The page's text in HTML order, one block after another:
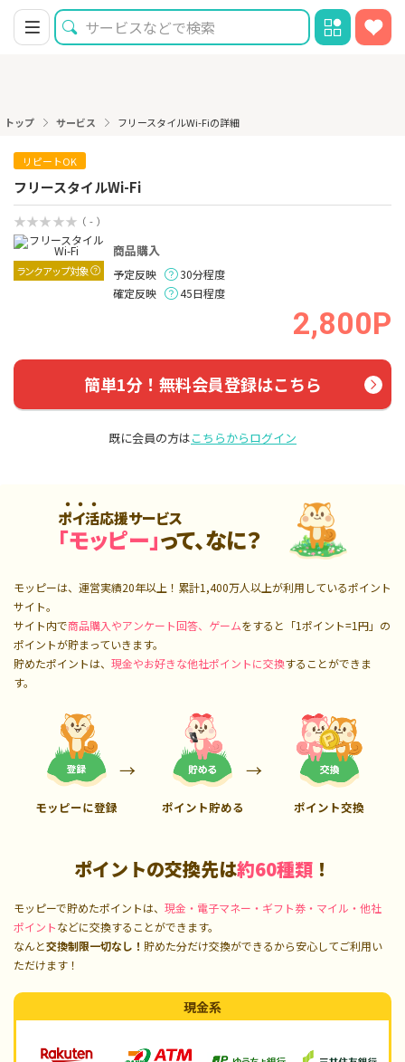
トップ サービス フリースタイルWi-Fiの詳細
リピートOK
フリースタイルWi-Fi
（ - ）
ランクアップ対象
商品購入
予定反映
30分程度
確定反映
45日程度
2,800P
簡単1分！無料会員登録はこちら
既に会員の方はこちらからログイン
ポイ活応援サービス
「モッピー」って、なに？
モッピーは、運営実績20年以上！累計1,400万人以上が利用しているポイント
サイト。
サイト内で商品購入やアンケート回答、ゲームをすると「1ポイント=1円」の
ポイントが貯まっていきます。
貯めたポイントは、 現金やお好きな他社ポイントに交換することができま
す。
モッピーに登録 ポイント貯める ポイント交換
ポイントの交換先は約60種類 ！
モッピーで貯めたポイントは、 現金・電子マネー・ギフト券・マイル・他社
ポイントなどに交換することができます。
なんと交換制限一切なし！ 貯めた分だけ交換ができるから安心してご利用い
ただけます！
現金系